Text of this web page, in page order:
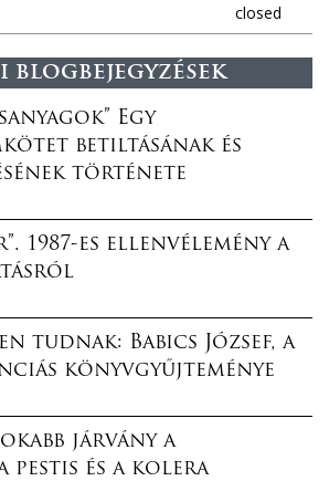
closed
blogbejegyzések
Egy
betiltásának és
története
1987-es ellenvélemény a
tudnak: Babics József, a
könyvgyűjteménye
járvány a
pestis és a kolera